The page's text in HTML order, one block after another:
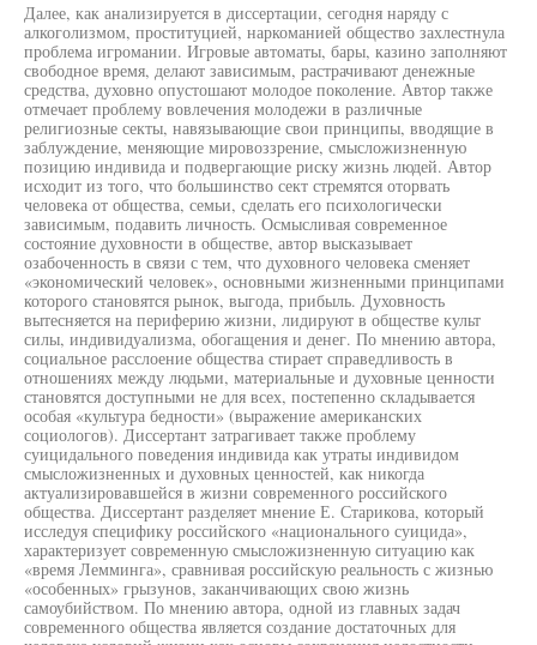
Далее, как анализируется в диссертации, сегодня наряду с
алкоголизмом, проституцией, наркоманией общество захлестнула
проблема игромании. Игровые автоматы, бары, казино заполняют
свободное время, делают зависимым, растрачивают денежные
средства, духовно опустошают молодое поколение. Автор также
отмечает проблему вовлечения молодежи в различные
религиозные секты, навязывающие свои принципы, вводящие в
заблуждение, меняющие мировоззрение, смысложизненную
позицию индивида и подвергающие риску жизнь людей. Автор
исходит из того, что большинство сект стремятся оторвать
человека от общества, семьи, сделать его психологически
зависимым, подавить личность. Осмысливая современное
состояние духовности в обществе, автор высказывает
озабоченность в связи с тем, что духовного человека сменяет
«экономический человек», основными жизненными принципами
которого становятся рынок, выгода, прибыль. Духовность
вытесняется на периферию жизни, лидируют в обществе культ
силы, индивидуализма, обогащения и денег. По мнению автора,
социальное расслоение общества стирает справедливость в
отношениях между людьми, материальные и духовные ценности
становятся доступными не для всех, постепенно складывается
особая «культура бедности» (выражение американских
социологов). Диссертант затрагивает также проблему
суицидального поведения индивида как утраты индивидом
смысложизненных и духовных ценностей, как никогда
актуализировавшейся в жизни современного российского
общества. Диссертант разделяет мнение Е. Старикова, который
исследуя специфику российского «национального суицида»,
характеризует современную смысложизненную ситуацию как
«время Лемминга», сравнивая российскую реальность с жизнью
«особенных» грызунов, заканчивающих свою жизнь
самоубийством. По мнению автора, одной из главных задач
современного общества является создание достаточных для